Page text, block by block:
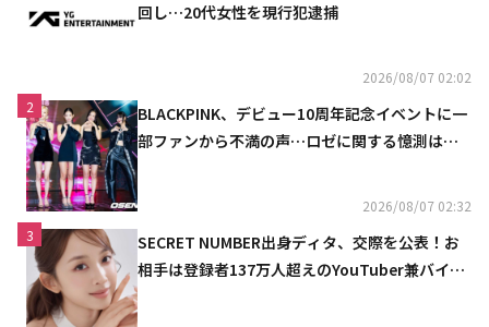
回し…20代女性を現行犯逮捕
2026/08/07 02:02
2
BLACKPINK、デビュー10周年記念イベントに一
部ファンから不満の声…ロゼに関する憶測は否
2026/08/07 02:32
3
SECRET NUMBER出身ディタ、交際を公表！お
相手は登録者137万人超えのYouTuber兼バイオ